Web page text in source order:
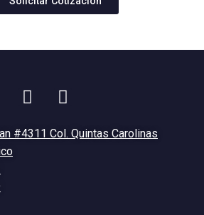
#4311 Col. Quintas Carolinas